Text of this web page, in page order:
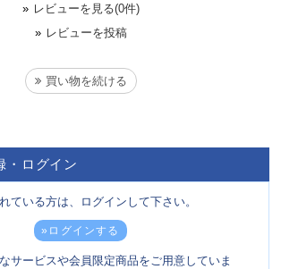
» レビューを見る(0件)
» レビューを投稿
買い物を続ける
・ログイン
ている方は、ログインして下さい。
»ログインする
サービスや会員限定商品をご用意していま